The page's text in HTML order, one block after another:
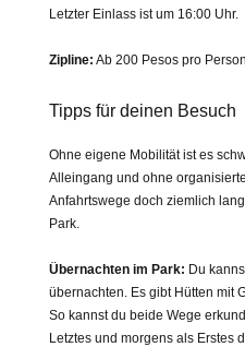
Letzter Einlass ist um 16:00 Uhr.
Zipline: Ab 200 Pesos pro Person
Tipps für deinen Besuch
Ohne eigene Mobilität ist es
Alleingang und ohne
Anfahrtswege doch ziemlich
Park.
Übernachten im Park: Du
übernachten. Es gibt Hütten mit
So kannst du beide Wege
Letztes und morgens als Erstes